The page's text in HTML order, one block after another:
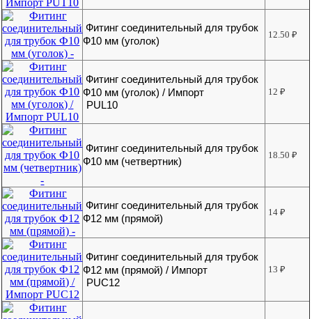
Фитинг соединительный для трубок
Ф10 мм (уголок)
12.50₽
Фитинг соединительный для трубок
Ф10 мм (уголок) / Импорт
PUL10
12₽
Фитинг соединительный для трубок
Ф10 мм (четвертник)
18.50₽
Фитинг соединительный для трубок
Ф12 мм (прямой)
14₽
Фитинг соединительный для трубок
Ф12 мм (прямой) / Импорт
PUC12
13₽